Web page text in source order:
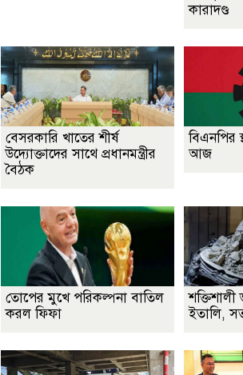
কারাদণ্ড
বেসরকারি খাতের শীর্ষ
উদ্যোক্তাদের সাথে প্রধানমন্ত্রীর
বৈঠক
বিএনপির
আজ
তোপের মুখে পরিকল্পনা বাতিল
করল ফিফা
ইতালি,